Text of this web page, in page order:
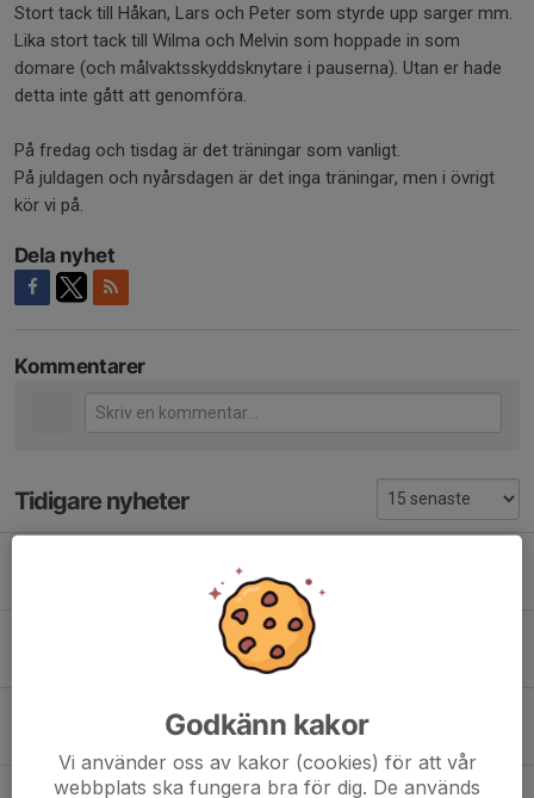
Stort tack till Håkan, Lars och Peter som styrde upp sarger mm.
Lika stort tack till Wilma och Melvin som hoppade in som
domare (och målvaktsskyddsknytare i pauserna). Utan er hade
detta inte gått att genomföra.
På fredag och tisdag är det träningar som vanligt.
På juldagen och nyårsdagen är det inga träningar, men i övrigt
kör vi på.
Dela nyhet
Kommentarer
Tidigare nyheter
0
Träningscup Ale arena 9-10 November
10 nov 2024 0
Katrineholms cupen 23e mars 2024
Godkänn kakor
Vi använder oss av kakor (cookies) för att vår
webbplats ska fungera bra för dig. De används